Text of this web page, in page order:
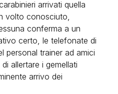
arrivati quella
volto conosciuto,
conferma a un
certo, le telefonate di
personal trainer ad amici
allertare i gemellati
arrivo dei